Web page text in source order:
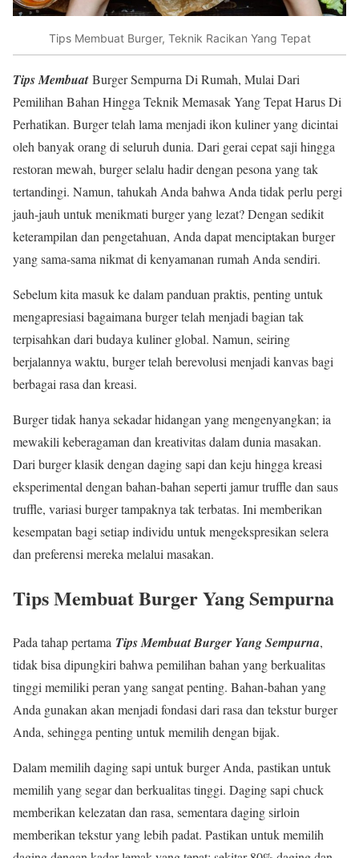
Tips Membuat Burger, Teknik Racikan Yang Tepat
Tips MembuatBurger Sempurna Di Rumah, Mulai Dari
Pemilihan Bahan Hingga Teknik Memasak Yang Tepat Harus Di
Perhatikan. Burger telah lama menjadi ikon kuliner yang dicintai
oleh banyak orang di seluruh dunia. Dari gerai cepat saji hingga
restoran mewah, burger selalu hadir dengan pesona yang tak
tertandingi. Namun, tahukah Anda bahwa Anda tidak perlu pergi
jauh-jauh untuk menikmati burger yang lezat? Dengan sedikit
keterampilan dan pengetahuan, Anda dapat menciptakan burger
yang sama-sama nikmat di kenyamanan rumah Anda sendiri.
Sebelum kita masuk ke dalam panduan praktis, penting untuk
mengapresiasi bagaimana burger telah menjadi bagian tak
terpisahkan dari budaya kuliner global. Namun, seiring
berjalannya waktu, burger telah berevolusi menjadi kanvas bagi
berbagai rasa dan kreasi.
Burger tidak hanya sekadar hidangan yang mengenyangkan; ia
mewakili keberagaman dan kreativitas dalam dunia masakan.
Dari burger klasik dengan daging sapi dan keju hingga kreasi
eksperimental dengan bahan-bahan seperti jamur truffle dan saus
truffle, variasi burger tampaknya tak terbatas. Ini memberikan
kesempatan bagi setiap individu untuk mengekspresikan selera
dan preferensi mereka melalui masakan.
Tips Membuat Burger Yang Sempurna
Pada tahap pertama Tips Membuat Burger Yang Sempurna,
tidak bisa dipungkiri bahwa pemilihan bahan yang berkualitas
tinggi memiliki peran yang sangat penting. Bahan-bahan yang
Anda gunakan akan menjadi fondasi dari rasa dan tekstur burger
Anda, sehingga penting untuk memilih dengan bijak.
Dalam memilih daging sapi untuk burger Anda, pastikan untuk
memilih yang segar dan berkualitas tinggi. Daging sapi chuck
memberikan kelezatan dan rasa, sementara daging sirloin
memberikan tekstur yang lebih padat. Pastikan untuk memilih